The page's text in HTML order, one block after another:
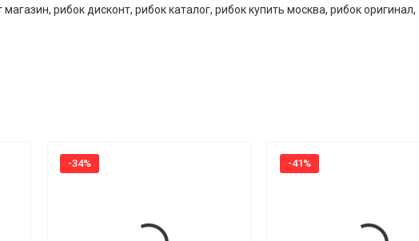
магазин, рибок дисконт, рибок каталог, рибок купить москва, рибок оригинал,
-34% -41%